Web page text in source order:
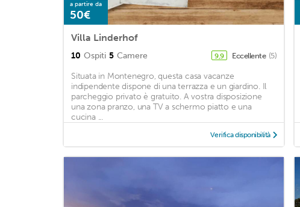
a partire da
50€
Villa Linderhof
10 Ospiti 5 Camere 9,9 Eccellente (5)
Situata in Montenegro, questa casa vacanze
indipendente dispone di una terrazza e un giardino. Il
parcheggio privato è gratuito. A vostra disposizione
una zona pranzo, una TV a schermo piatto e una
cucina ...
Verifica disponibilità